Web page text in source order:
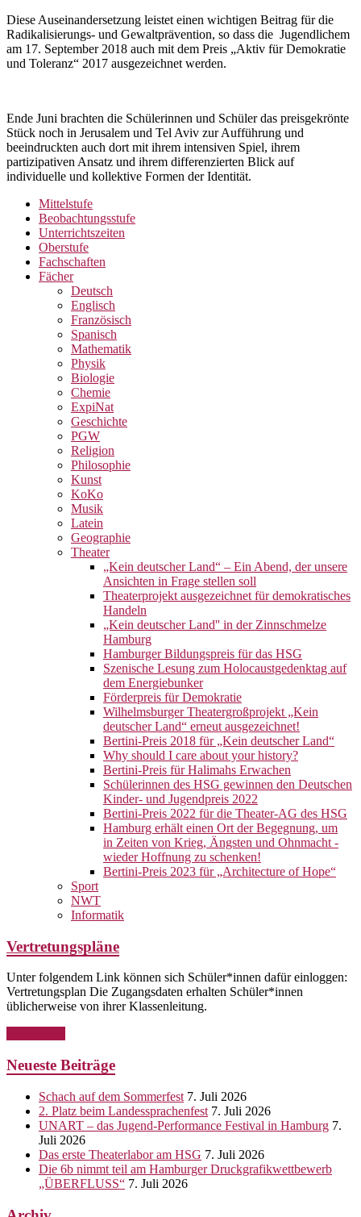
Diese Auseinandersetzung leistet einen wichtigen Beitrag für die
Radikalisierungs- und Gewaltprävention, so dass die Jugendlichem
am 17. September 2018 auch mit dem Preis „Aktiv für Demokratie
und Toleranz“ 2017 ausgezeichnet werden.
Ende Juni brachten die Schülerinnen und Schüler das preisgekrönte
Stück noch in Jerusalem und Tel Aviv zur Aufführung und
beeindruckten auch dort mit ihrem intensiven Spiel, ihrem
partizipativen Ansatz und ihrem differenzierten Blick auf
individuelle und kollektive Formen der Identität.
Mittelstufe
Beobachtungsstufe
Unterrichtszeiten
Oberstufe
Fachschaften
Fächer
Deutsch
Englisch
Französisch
Spanisch
Mathematik
Physik
Biologie
Chemie
ExpiNat
Geschichte
PGW
Religion
Philosophie
Kunst
KoKo
Musik
Latein
Geographie
Theater
„Kein deutscher Land“ – Ein Abend, der unsere
Ansichten in Frage stellen soll
Theaterprojekt ausgezeichnet für demokratisches
Handeln
„Kein deutscher Land'' in der Zinnschmelze
Hamburg
Hamburger Bildungspreis für das HSG
Szenische Lesung zum Holocaustgedenktag auf
dem Energiebunker
Förderpreis für Demokratie
Wilhelmsburger Theatergroßprojekt „Kein
deutscher Land“ erneut ausgezeichnet!
Bertini-Preis 2018 für „Kein deutscher Land“
Why should I care about your history?
Bertini-Preis für Halimahs Erwachen
Schülerinnen des HSG gewinnen den Deutschen
Kinder- und Jugendpreis 2022
Bertini-Preis 2022 für die Theater-AG des HSG
Hamburg erhält einen Ort der Begegnung, um
in Zeiten von Krieg, Ängsten und Ohnmacht -
wieder Hoffnung zu schenken!
Bertini-Preis 2023 für „Architecture of Hope“
Sport
NWT
Informatik
Vertretungspläne
Unter folgendem Link können sich Schüler*innen dafür einloggen:
Vertretungsplan Die Zugangsdaten erhalten Schüler*innen
üblicherweise von ihrer Klassenleitung.
Neueste Beiträge
Schach auf dem Sommerfest 7. Juli 2026
2. Platz beim Landessprachenfest 7. Juli 2026
UNART – das Jugend-Performance Festival in Hamburg 7.
Juli 2026
Das erste Theaterlabor am HSG 7. Juli 2026
Die 6b nimmt teil am Hamburger Druckgrafikwettbewerb
„ÜBERFLUSS“ 7. Juli 2026